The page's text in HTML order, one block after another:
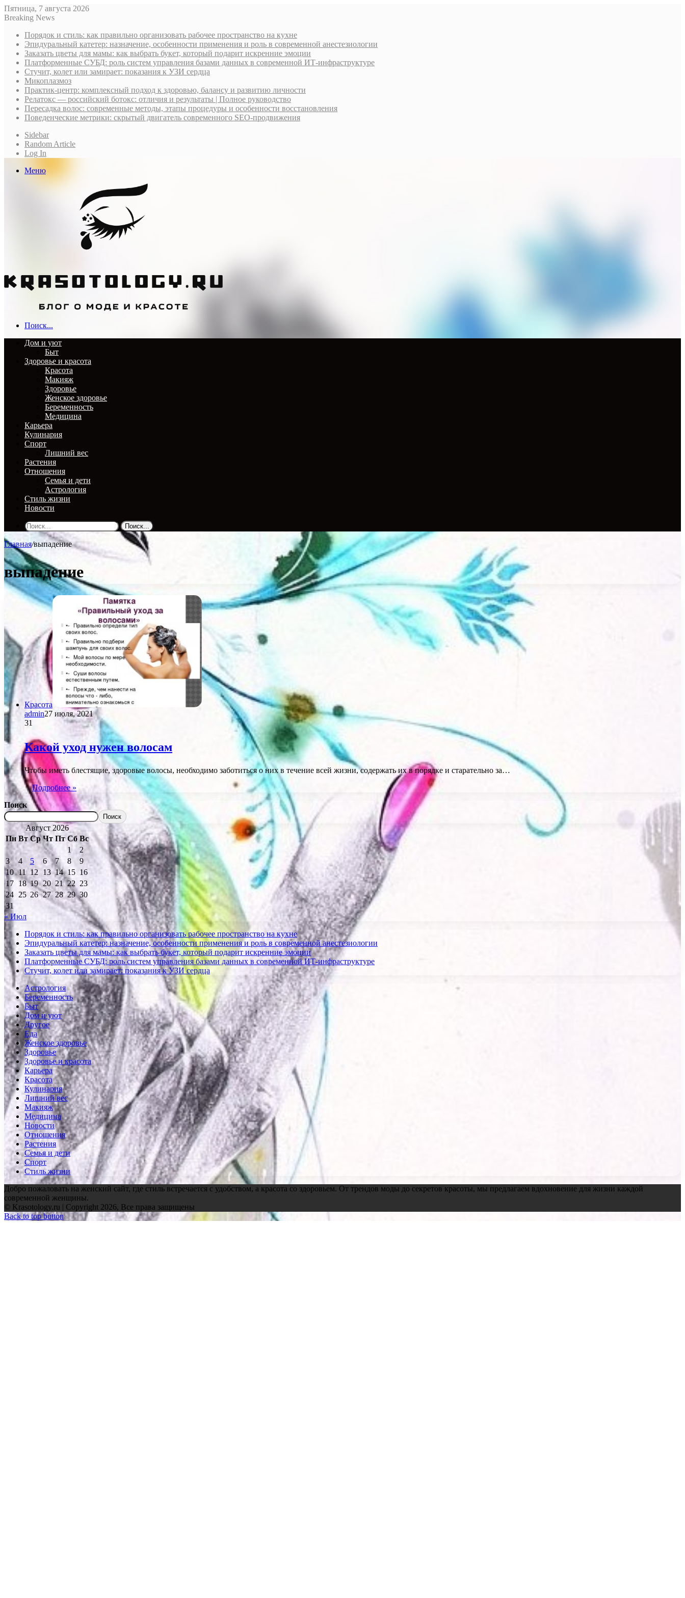
Пятница, 7 августа 2026
Breaking News
Порядок и стиль: как правильно организовать рабочее пространство на кухне
Эпидуральный катетер: назначение, особенности применения и роль в современной анестезиологии
Заказать цветы для мамы: как выбрать букет, который подарит искренние эмоции
Платформенные СУБД: роль систем управления базами данных в современной ИТ-инфраструктуре
Стучит, колет или замирает: показания к УЗИ сердца
Микоплазмоз
Практик-центр: комплексный подход к здоровью, балансу и развитию личности
Релатокс — российский ботокс: отличия и результаты | Полное руководство
Пересадка волос: современные методы, этапы процедуры и особенности восстановления
Поведенческие метрики: скрытый двигатель современного SEO-продвижения
Sidebar
Random Article
Log In
Меню
Поиск...
Дом и уют
Быт
Здоровье и красота
Красота
Макияж
Здоровье
Женское здоровье
Беременность
Медицина
Карьера
Кулинария
Спорт
Лишний вес
Растения
Отношения
Семья и дети
Астрология
Стиль жизни
Новости
Поиск...
Главная/выпадение
выпадение
Красота
admin27 июля, 2021
31
Какой уход нужен волосам
Чтобы иметь блестящие, здоровые волосы, необходимо заботиться о них в течение всей жизни, содержать их в порядке и старательно за…
Подробнее »
Поиск
Поиск
Август 2026
Пн Вт Ср Чт Пт Сб Вс
1
2
3
4 5 6 7 8
9
10 11 12 13 14 15 16
17 18 19 20 21 22 23
24 25 26 27 28 29 30
31
« Июл
Порядок и стиль: как правильно организовать рабочее пространство на кухне
Эпидуральный катетер: назначение, особенности применения и роль в современной анестезиологии
Заказать цветы для мамы: как выбрать букет, который подарит искренние эмоции
Платформенные СУБД: роль систем управления базами данных в современной ИТ-инфраструктуре
Стучит, колет или замирает: показания к УЗИ сердца
Астрология
Беременность
Быт
Дом и уют
Другое
Еда
Женское здоровье
Здоровье
Здоровье и красота
Карьера
Красота
Кулинария
Лишний вес
Макияж
Медицина
Новости
Отношения
Растения
Семья и дети
Спорт
Стиль жизни
Добро пожаловать на женский сайт, где стиль встречается с удобством, а красота со здоровьем. От трендов моды до секретов красоты, мы предлагаем вдохновение для жизни каждой
современной женщины.
© Krasotology.ru | Copyright 2026, Все права защищены
Back to top button